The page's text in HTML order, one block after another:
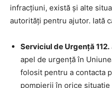
infracțiuni, există și alte
autorități pentru ajutor. Iată
Serviciul de Urgență 112.
apel de urgență în
folosit pentru a contacta
pompierii în orice situație